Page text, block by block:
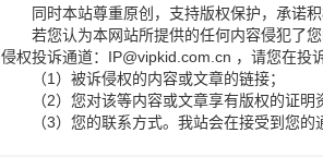
同时本站尊重原创，支持版权保护，承诺积
若您认为本网站所提供的任何内容侵犯了
侵权投诉通道：IP@vipkid.com.cn ，请您在投
（1）被诉侵权的内容或文章的链接；
（2）您对该等内容或文章享有版权的证明
（3）您的联系方式。我站会在接受到您